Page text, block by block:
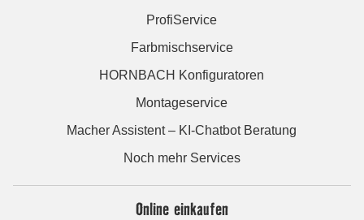
ProfiService
Farbmischservice
HORNBACH Konfiguratoren
Montageservice
Macher Assistent – KI-Chatbot Beratung
Noch mehr Services
Online einkaufen